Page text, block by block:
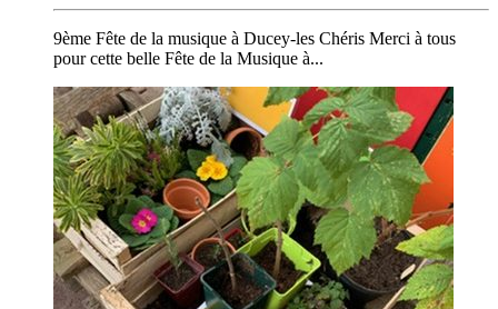
9ème Fête de la musique à Ducey-les Chéris Merci à tous
pour cette belle Fête de la Musique à...